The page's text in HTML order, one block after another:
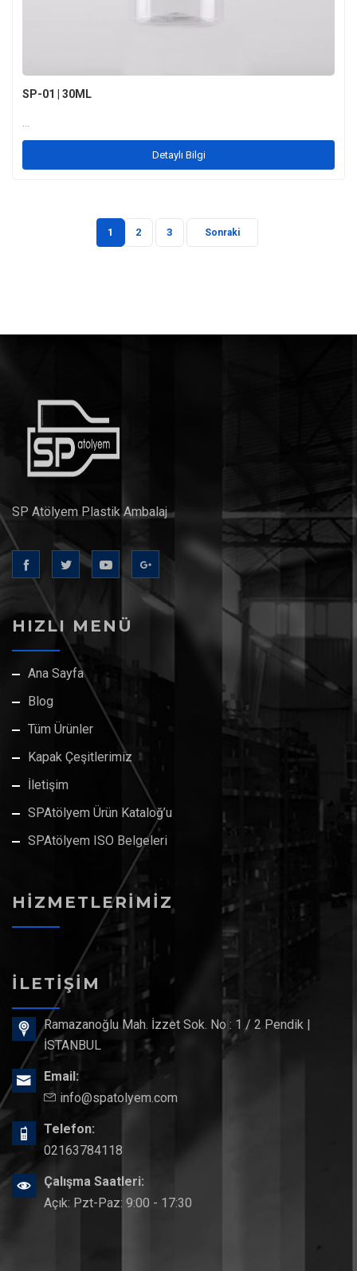
SP-01 | 30ML
Detaylı Bilgi
1 2 3 Sonraki
SP Atölyem Plastik Ambalaj
HIZLI MENÜ
Ana Sayfa
Blog
Tüm Ürünler
Kapak Çeşitlerimiz
İletişim
SPAtölyem Ürün Kataloğ’u
SPAtölyem ISO Belgeleri
HİZMETLERİMİZ
İLETIŞIM
Ramazanoğlu Mah. İzzet Sok. No : 1 / 2 Pendik |
İSTANBUL
Email:
info@spatolyem.com
Telefon:
02163784118
Çalışma Saatleri:
Açık: Pzt-Paz: 9:00 - 17:30